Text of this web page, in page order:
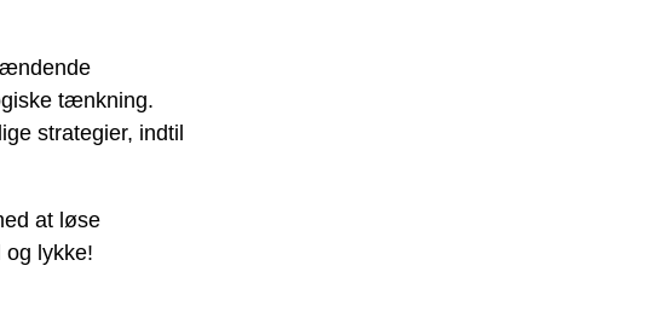
tænkning.
strategier, indtil
at løse
og lykke!